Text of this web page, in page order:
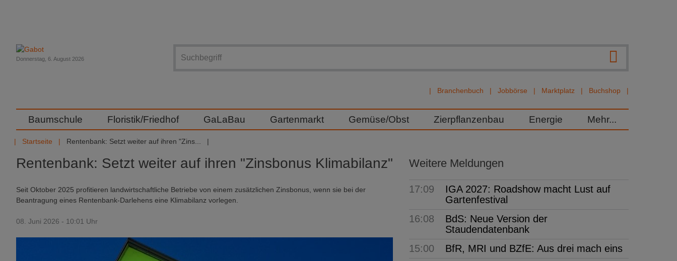
Branchenbuch Jobbörse Marktplatz Buchshop
Donnerstag, 6. August 2026
Baumschule Floristik/Friedhof GaLaBau Gartenmarkt Gemüse/Obst Zierpflanzenbau Energie Mehr...
Startseite Rentenbank: Setzt weiter auf ihren "Zins...
Rentenbank: Setzt weiter auf ihren "Zinsbonus Klimabilanz"
Seit Oktober 2025 profitieren landwirtschaftliche Betriebe von einem zusätzlichen Zinsbonus, wenn sie bei der
Beantragung eines Rentenbank-Darlehens eine Klimabilanz vorlegen.
08. Juni 2026 - 10:01 Uhr
Weitere Meldungen
17:09
IGA 2027: Roadshow macht Lust auf
Gartenfestival
16:08
BdS: Neue Version der
Staudendatenbank
15:00
BfR, MRI und BZfE: Aus drei mach eins